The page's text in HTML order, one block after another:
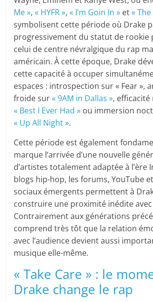
Me »,« HYFR »,« I’m Goin In » et«
symbolisent cette période où Drake
progressivement du statut de rookie
celui de centre névralgique du rap
américain. À cette époque, Drake
cette capacité à occuper
espaces : introspection sur « Fear »,
froide sur« 9AM in Dallas », efficacité
« Best I Ever Had » ou immersion
« Up All Night ».
Cette période est également
marque l’arrivée d’une nouvelle
d’artistes totalement adaptée à l’ère
blogs hip-hop, les forums, YouTube
sociaux émergents permettent à
construire une proximité inédite
Contrairement aux générations
comprend très tôt que la relation
avec l’audience devient aussi
musique elle-même.
« Take Care » : le
Drake change le rap